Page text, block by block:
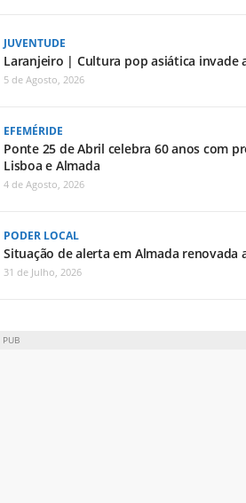
JUVENTUDE
Laranjeiro | Cultura pop asiática invade
5 de Agosto, 2026
EFEMÉRIDE
Ponte 25 de Abril celebra 60 anos com
Lisboa e Almada
4 de Agosto, 2026
PODER LOCAL
Situação de alerta em Almada renovada
31 de Julho, 2026
PUB